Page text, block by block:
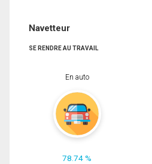
Navetteur
SE RENDRE AU TRAVAIL
En auto
78.74 %